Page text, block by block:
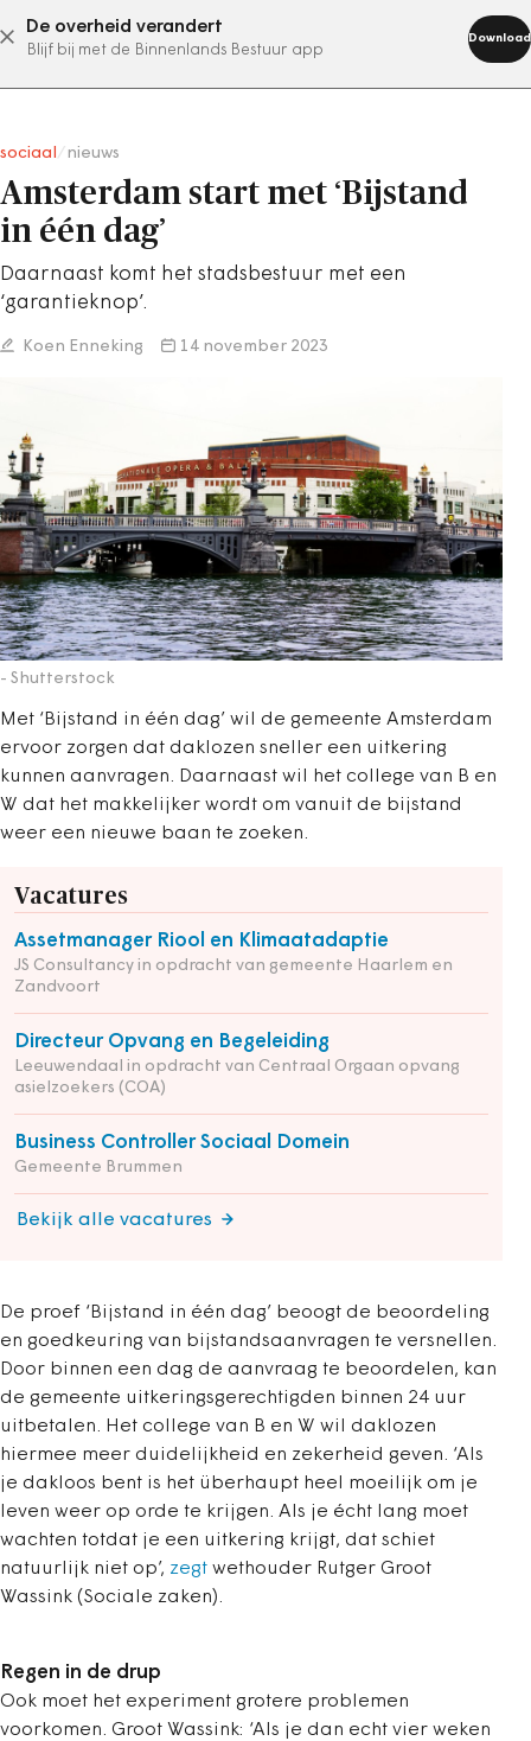
De overheid verandert
Blijf bij met de Binnenlands Bestuur app
Download
abonneer nu
sociaal nieuws
Amsterdam start met ‘Bijstand
in één dag’
Daarnaast komt het stadsbestuur met een
‘garantieknop’.
Koen Enneking 14 november 2023
- Shutterstock
Met ‘Bijstand in één dag’ wil de gemeente Amsterdam
ervoor zorgen dat daklozen sneller een uitkering
kunnen aanvragen. Daarnaast wil het college van B en
W dat het makkelijker wordt om vanuit de bijstand
weer een nieuwe baan te zoeken.
Vacatures
Assetmanager Riool en Klimaatadaptie
JS Consultancy in opdracht van gemeente Haarlem en
Zandvoort
Directeur Opvang en Begeleiding
Leeuwendaal in opdracht van Centraal Orgaan opvang
asielzoekers (COA)
Business Controller Sociaal Domein
Gemeente Brummen
Bekijk alle vacatures
De proef ‘Bijstand in één dag’ beoogt de beoordeling
en goedkeuring van bijstandsaanvragen te versnellen.
Door binnen een dag de aanvraag te beoordelen, kan
de gemeente uitkeringsgerechtigden binnen 24 uur
uitbetalen. Het college van B en W wil daklozen
hiermee meer duidelijkheid en zekerheid geven. ‘Als
je dakloos bent is het überhaupt heel moeilijk om je
leven weer op orde te krijgen. Als je écht lang moet
wachten totdat je een uitkering krijgt, dat schiet
natuurlijk niet op’, zegt wethouder Rutger Groot
Wassink (Sociale zaken).
Regen in de drup
Ook moet het experiment grotere problemen
voorkomen. Groot Wassink: ‘Als je dan echt vier weken